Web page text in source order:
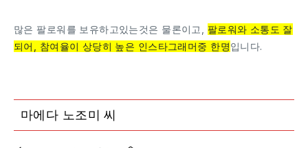
많은 팔로워를 보유하고있는것은 물론이고, 팔로워와 소통도 잘
되어, 참여율이 상당히 높은 인스타그래머중 한명입니다.
마에다 노조미 씨